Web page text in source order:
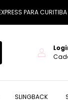
PARA CURITIBA E
SLINGBACK